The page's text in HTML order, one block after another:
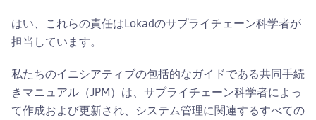
はい、これらの責任はLokadのサプライチェーン科学者が
担当しています。
私たちのイニシアティブの包括的なガイドである共同手続
きマニュアル（JPM）は、サプライチェーン科学者によっ
て作成および更新され、システム管理に関連するすべての